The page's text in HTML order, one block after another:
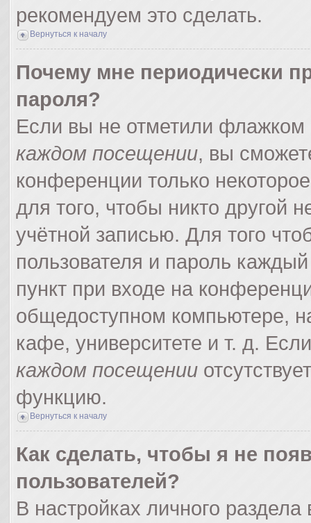
рекомендуем это сделать.
Вернуться к началу
Почему мне периодически
пароля?
Если вы не отметили флажком
каждом посещении, вы
конференции только
для того, чтобы никто другой
учётной записью. Для того
пользователя и пароль
пункт при входе на
общедоступном компьютере,
кафе, университете и т. д.
каждом посещении
функцию.
Вернуться к началу
Как сделать, чтобы я не
пользователей?
В настройках личного